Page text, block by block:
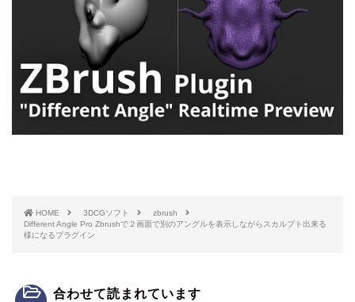
HOME 3DCGソフト
zbrush
Different Angle Pro Zbrushで２画面で別のアングルを表示しながらスカルプト出来る
様になるプラグイン
合わせて読まれています